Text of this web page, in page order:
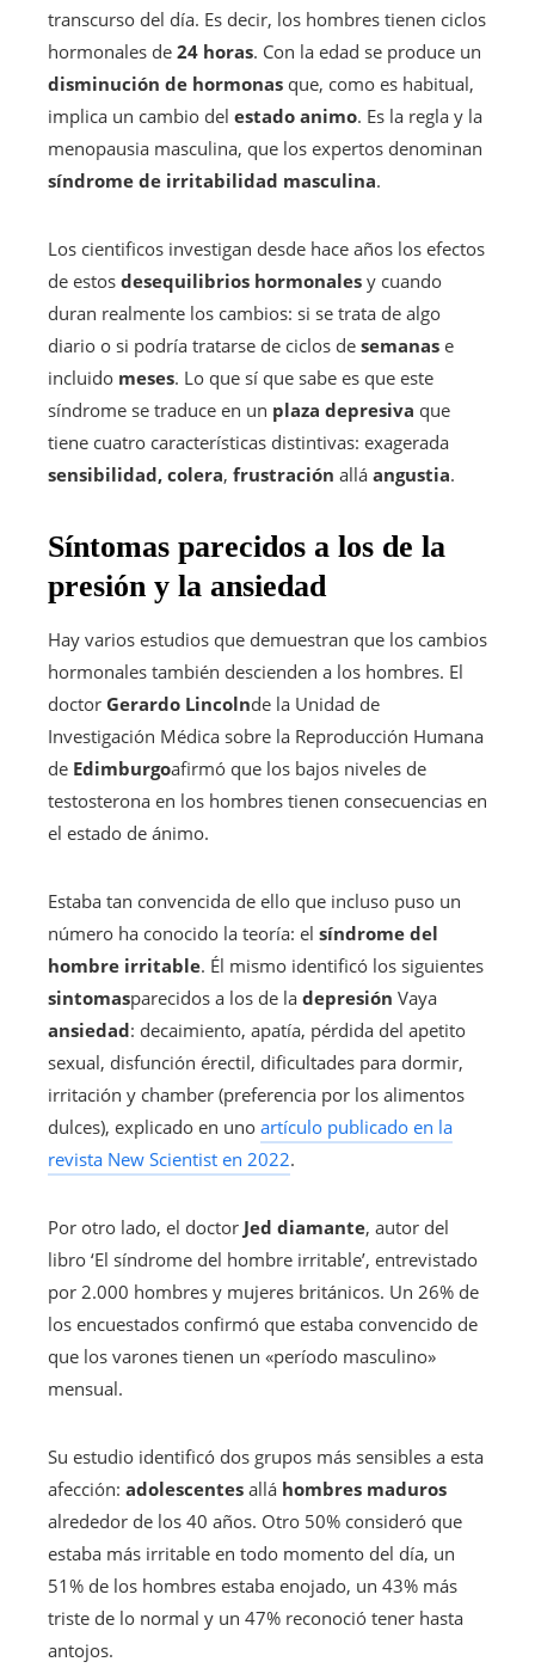
transcurso del día. Es decir, los hombres tienen ciclos
hormonales de 24 horas. Con la edad se produce un
disminución de hormonas que, como es habitual,
implica un cambio del estado animo. Es la regla y la
menopausia masculina, que los expertos denominan
síndrome de irritabilidad masculina.
Los cientificos investigan desde hace años los efectos
de estos desequilibrios hormonales y cuando
duran realmente los cambios: si se trata de algo
diario o si podría tratarse de ciclos de semanas e
incluido meses. Lo que sí que sabe es que este
síndrome se traduce en un plaza depresiva que
tiene cuatro características distintivas: exagerada
sensibilidad, colera, frustración allá angustia.
Síntomas parecidos a los de la
presión y la ansiedad
Hay varios estudios que demuestran que los cambios
hormonales también descienden a los hombres. El
doctor Gerardo Lincolnde la Unidad de
Investigación Médica sobre la Reproducción Humana
de Edimburgoafirmó que los bajos niveles de
testosterona en los hombres tienen consecuencias en
el estado de ánimo.
Estaba tan convencida de ello que incluso puso un
número ha conocido la teoría: el síndrome del
hombre irritable. Él mismo identificó los siguientes
sintomasparecidos a los de la depresión Vaya
ansiedad: decaimiento, apatía, pérdida del apetito
sexual, disfunción érectil, dificultades para dormir,
irritación y chamber (preferencia por los alimentos
dulces), explicado en uno artículo publicado en la
revista New Scientist en 2022.
Por otro lado, el doctor Jed diamante, autor del
libro ‘El síndrome del hombre irritable’, entrevistado
por 2.000 hombres y mujeres británicos. Un 26% de
los encuestados confirmó que estaba convencido de
que los varones tienen un «período masculino»
mensual.
Su estudio identificó dos grupos más sensibles a esta
afección: adolescentes allá hombres maduros
alrededor de los 40 años. Otro 50% consideró que
estaba más irritable en todo momento del día, un
51% de los hombres estaba enojado, un 43% más
triste de lo normal y un 47% reconoció tener hasta
antojos.